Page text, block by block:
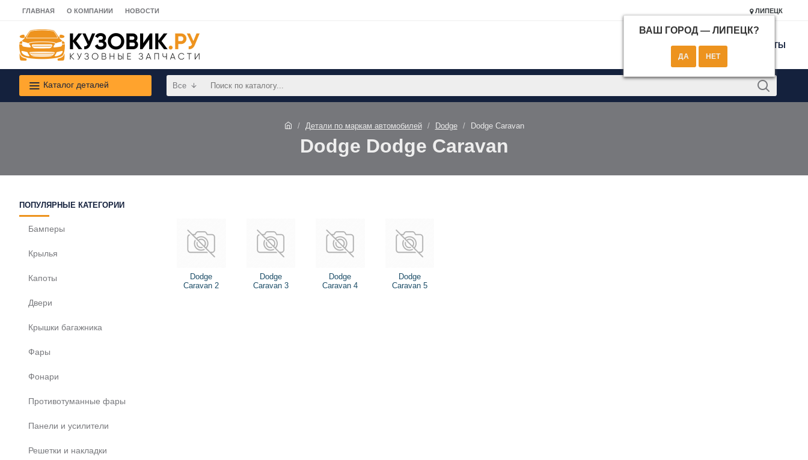
ГЛАВНАЯ О КОМПАНИИ НОВОСТИ ЛИПЕЦК
ВАШ ГОРОД — ЛИПЕЦК?
КОНТАКТЫ
Каталог деталей Все
Детали по маркам автомобилей Dodge Dodge Caravan
Dodge Dodge Caravan
ПОПУЛЯРНЫЕ КАТЕГОРИИ
Бамперы
Крылья
Капоты
Двери
Крышки багажника
Фары
Фонари
Противотуманные фары
Панели и усилители
Решетки и накладки
Dodge
Caravan 2
Dodge
Caravan 3
Dodge
Caravan 4
Dodge
Caravan 5